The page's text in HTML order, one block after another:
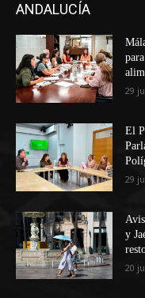
ANDALUCÍA
29
El
29
y
20